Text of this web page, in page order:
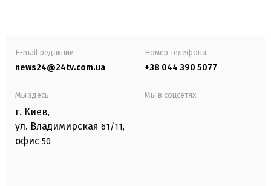
E-mail редакции
news24@24tv.com.ua
Номер телефона:
+38 044 390 5077
Мы здесь:
г. Киев,
ул. Владимирская 61/11,
офис 50
Мы в соцсетях: